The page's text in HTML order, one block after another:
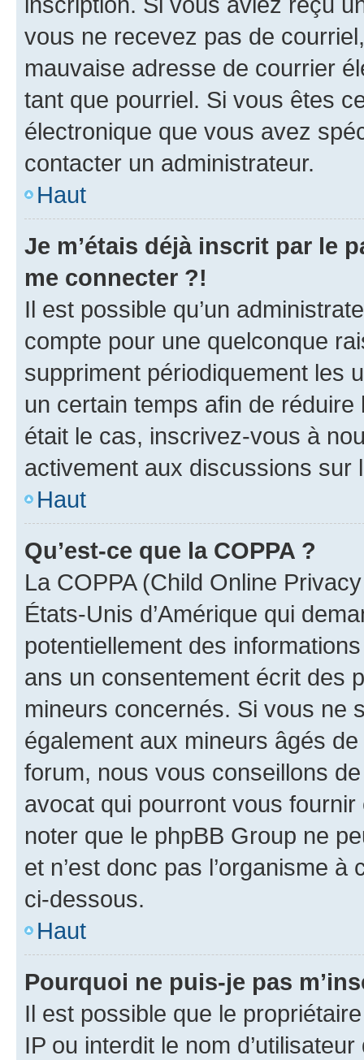
vous ne recevez pas de
mauvaise adresse de courrier
tant que pourriel. Si vous êtes
électronique que vous avez
contacter un administrateur.
Haut
Je m’étais déjà inscrit par le
me connecter ?!
Il est possible qu’un
compte pour une quelconque
suppriment périodiquement les
un certain temps afin de
était le cas, inscrivez-vous à
activement aux discussions sur
Haut
Qu’est-ce que la COPPA ?
La COPPA (Child Online
États-Unis d’Amérique qui
potentiellement des
ans un consentement écrit des
mineurs concernés. Si vous ne
également aux mineurs âgés
forum, nous vous conseillons
avocat qui pourront vous
noter que le phpBB Group ne
et n’est donc pas l’organisme
ci-dessous.
Haut
Pourquoi ne puis-je pas
Il est possible que le
IP ou interdit le nom